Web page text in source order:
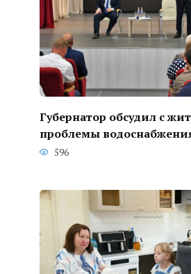
Губернатор обсудил с
проблемы
596